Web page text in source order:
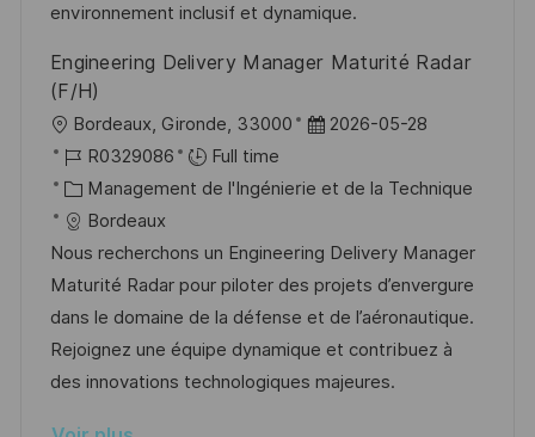
t
o
f
c
a
c
d
o
t
r
e
environnement inclusif et dynamique.
Engineering Delivery Manager Maturité Radar
(F/H)
o
c
a
l
i
s
a
t
Bordeaux, Gironde, 33000
D
t
d
’
a
f
f
2026-05-28
R
é
f
é
r
e
n
c
R0329086
Full time
C
a
t
é
g
o
r
Management de l'Ingénierie et de la Technique
Bordeaux
Nous recherchons un Engineering Delivery Manager
Maturité Radar pour piloter des projets d’envergure
dans le domaine de la défense et de l’aéronautique.
Rejoignez une équipe dynamique et contribuez à
des innovations technologiques majeures.